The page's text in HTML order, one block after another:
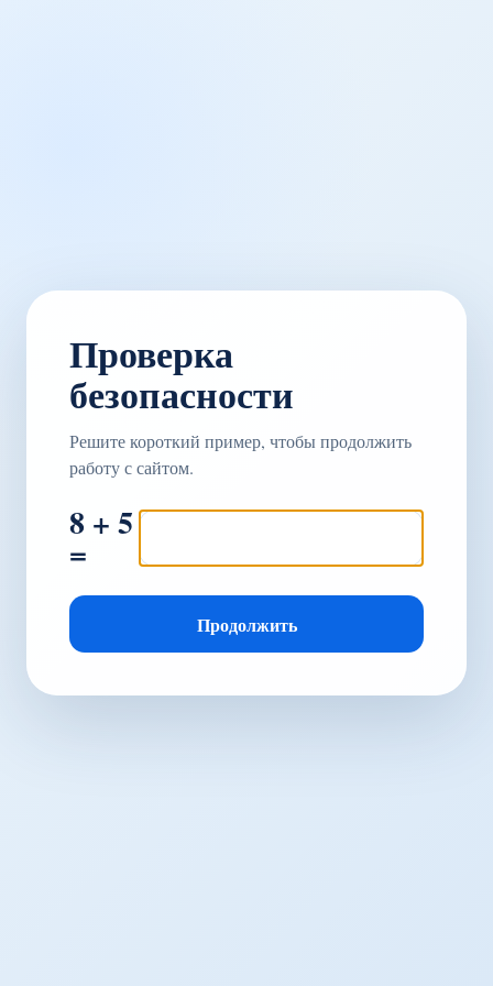
Проверка
безопасности
Решите короткий пример, чтобы продолжить
работу с сайтом.
8 + 5
=
Продолжить